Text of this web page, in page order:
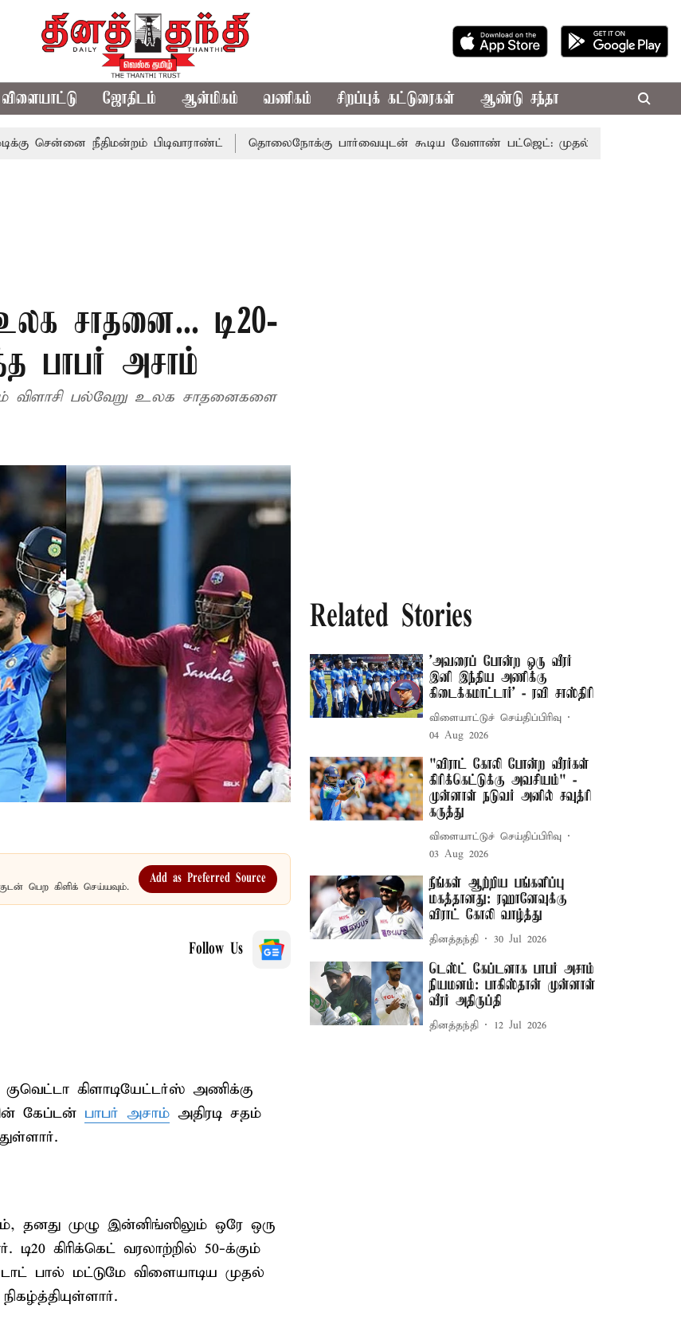
விளையாட்டு ஜோதிடம் ஆன்மிகம் வணிகம் சிறப்புக் கட்டுரைகள் ஆண்டு சந்தா
நீதிமன்றம் பிடிவாராண்ட் தொலைநோக்கு பார்வையுடன் கூடிய வேளாண் பட்ஜெட்: முதல்-அமைச்சர் விஜய்
சாதனை... டி20-
பாபர் அசாம்
விளாசி பல்வேறு உலக சாதனைகளை
பெற கிளிக் செய்யவும்.
Add as Preferred Source
Follow Us
கிளாடியேட்டர்ஸ் அணிக்கு
கேப்டன் பாபர் அசாம் அதிரடி சதம்
தனது முழு இன்னிங்ஸிலும் ஒரே ஒரு
கிரிக்கெட் வரலாற்றில் 50-க்கும்
பால் மட்டுமே விளையாடிய முதல்
Related Stories
’அவரைப் போன்ற ஒரு வீரர்
இனி இந்திய அணிக்கு
கிடைக்கமாட்டார்’ - ரவி சாஸ்திரி
விளையாட்டுச் செய்திப்பிரிவு
04 Aug 2026
"விராட் கோலி போன்ற வீரர்கள்
கிரிக்கெட்டுக்கு அவசியம்" -
முன்னாள் நடுவர் அனில் சவுத்ரி
கருத்து
விளையாட்டுச் செய்திப்பிரிவு
03 Aug 2026
நீங்கள் ஆற்றிய பங்களிப்பு
மகத்தானது: ரஹானேவுக்கு
விராட் கோலி வாழ்த்து
தினத்தந்தி 30 Jul 2026
டெஸ்ட் கேப்டனாக பாபர் அசாம்
நியமனம்: பாகிஸ்தான் முன்னாள்
வீரர் அதிருப்தி
தினத்தந்தி 12 Jul 2026